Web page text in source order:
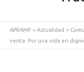
APRAMP > Actualidad >
venta. Por una vida en